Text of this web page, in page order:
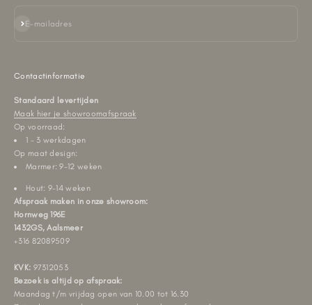
E-mailadres
Abonneren
Contactinformatie
Standaard levertijden
Maak hier je showroomafspraak
Op voorraad:
1 - 3 werkdagen
Op maat design:
Marmer: 9-12 weken
Hout: 9-14 weken
Afspraak maken in onze showroom:
Hornweg 196E
1432GS, Aalsmeer
+316 82089509
KVK: 97312053
Bezoek is altijd op afspraak:
Maandag t/m vrijdag open van 10.00 tot 16.30